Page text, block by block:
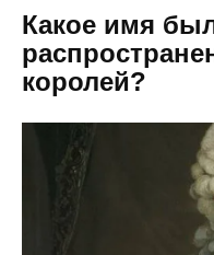
Какое имя
королей?